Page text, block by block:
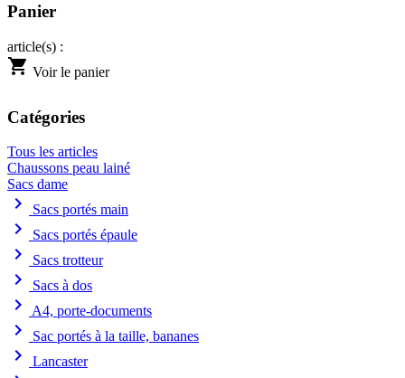
Panier
article(s) :
shopping_cart Voir le panier
Catégories
Tous les articles
Chaussons peau lainé
Sacs dame
chevron_right Sacs portés main
chevron_right Sacs portés épaule
chevron_right Sacs trotteur
chevron_right Sacs à dos
chevron_right A4, porte-documents
chevron_right Sac portés à la taille, bananes
chevron_right Lancaster